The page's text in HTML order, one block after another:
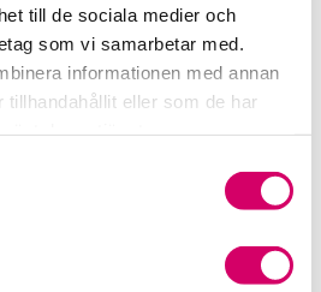
till de sociala medier och
som vi samarbetar med.
informationen med annan
tillhandahållit eller som de har
våra Srf Partners